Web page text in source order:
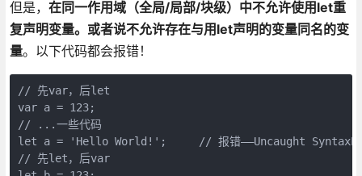
但是， 在同一作用域（全局/局部/块级）中不允许使用let重
复声明变量。或者说不允许存在与用let声明的变量同名的变
量。以下代码都会报错！
// 先var，后let
var a = 123;
// ...一些代码
let a = 'Hello World!';     // 报错——Uncaught
// 先let，后var